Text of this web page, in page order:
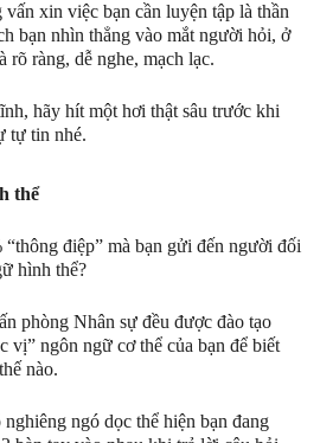
xin việc bạn cần luyện tập là thần
bạn nhìn thẳng vào mắt người hỏi, ở
rõ ràng, dễ nghe, mạch lạc.
hãy hít một hơi thật sâu trước khi
tự tin nhé.
thể
điệp” mà bạn gửi đến người đối
hình thể?
phòng Nhân sự đều được đào tạo
vị” ngôn ngữ cơ thể của bạn để biết
nào.
ngó dọc thể hiện bạn đang